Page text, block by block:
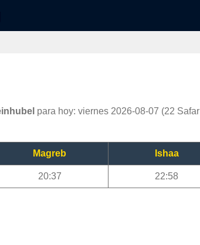
para hoy: viernes 2026-08-07 (22 Safar
Magreb Ishaa
20:37 22:58